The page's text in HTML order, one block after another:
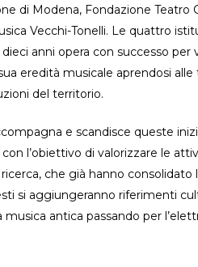
di Modena, Fondazione Teatro
Vecchi-Tonelli. Le quattro
anni opera con successo per
eredità musicale aprendosi alle
del territorio.
e scandisce queste
l’obiettivo di valorizzare le
che già hanno consolidato
si aggiungeranno riferimenti
musica antica passando per